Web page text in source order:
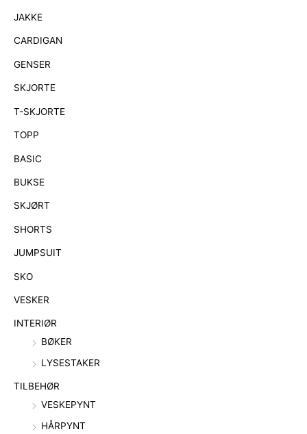
JAKKE
CARDIGAN
GENSER
SKJORTE
T-SKJORTE
TOPP
BASIC
BUKSE
SKJØRT
SHORTS
JUMPSUIT
SKO
VESKER
INTERIØR
BØKER
LYSESTAKER
TILBEHØR
VESKEPYNT
HÅRPYNT